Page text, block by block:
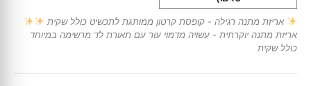
אריזת מתנה רגילה - קופסת קרטון ממותגת לתכשיט כולל שקית
אריזת מתנה יוקרתית - עשויה מדמוי עור עם תאורת לד מרשימה במיוחד
כולל שקית